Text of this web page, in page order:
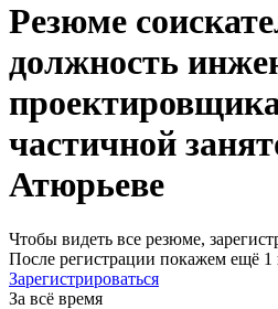
Резюме
должность
частичной
Атюрьеве
Чтобы видеть все резюме,
После регистрации покажем ещё 1
Зарегистрироваться
За всё время